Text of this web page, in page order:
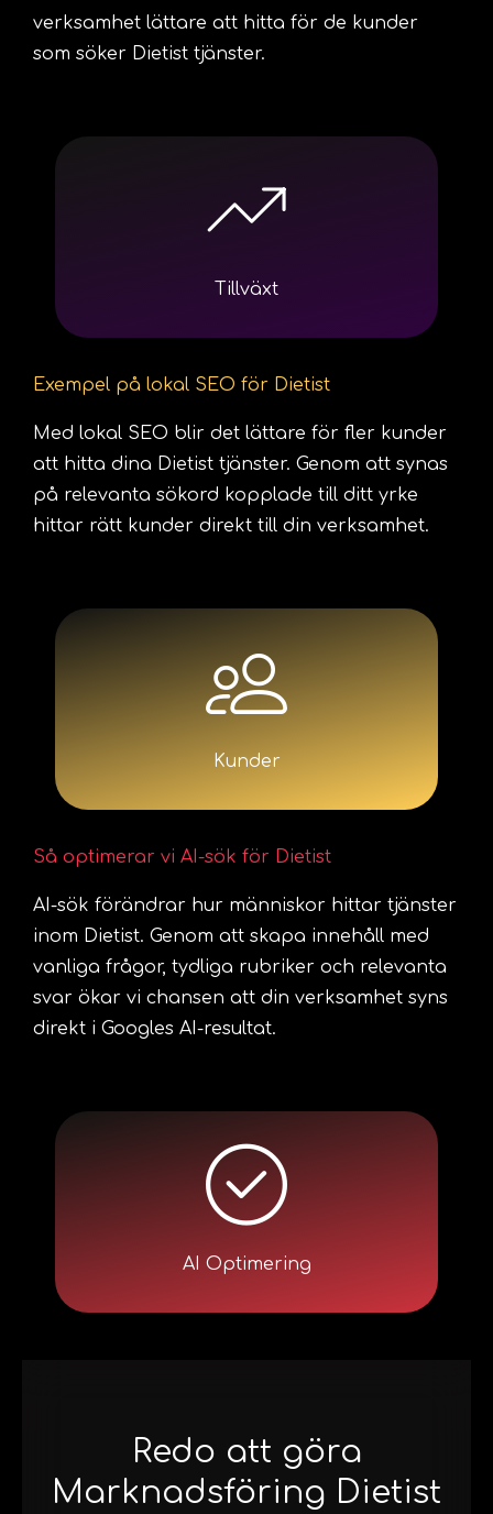
verksamhet lättare att hitta för de kunder
som söker Dietist tjänster.
Tillväxt
Exempel på lokal SEO för Dietist
Med lokal SEO blir det lättare för fler kunder
att hitta dina Dietist tjänster. Genom att synas
på relevanta sökord kopplade till ditt yrke
hittar rätt kunder direkt till din verksamhet.
Kunder
Så optimerar vi AI-sök för Dietist
AI-sök förändrar hur människor hittar tjänster
inom Dietist. Genom att skapa innehåll med
vanliga frågor, tydliga rubriker och relevanta
svar ökar vi chansen att din verksamhet syns
direkt i Googles AI-resultat.
AI Optimering
Redo att göra
Marknadsföring Dietist